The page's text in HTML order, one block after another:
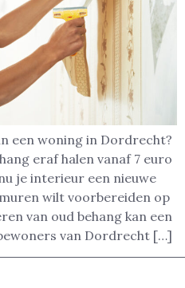
een woning in Dordrecht?
eraf halen vanaf 7 euro
je interieur een nieuwe
wilt voorbereiden op
van oud behang kan een
van Dordrecht […]